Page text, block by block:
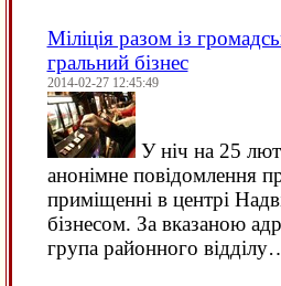
Міліція разом із
гральний бізнес
2014-02-27 12:45:49
У ніч на 25
анонімне повідомлення
приміщенні в центрі
бізнесом. За вказаною
група районного